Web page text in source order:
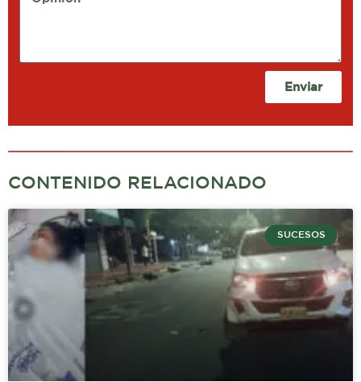
Enviar
CONTENIDO RELACIONADO
SUCESOS